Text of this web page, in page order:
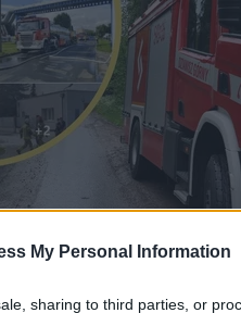
My Personal Information
sharing to third parties, or